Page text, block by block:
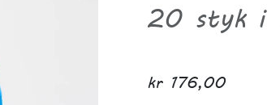
20 styk i
kr 176,00